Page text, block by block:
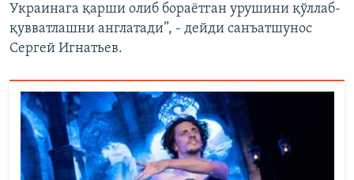
Украинага қарши олиб бораётган урушини қўллаб-
қувватлашни англатади”, - дейди санъатшунос
Сергей Игнатьев.